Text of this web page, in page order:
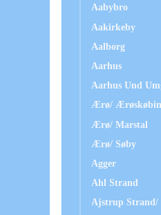
Aabybro
Aakirkeby
Aalborg
Aarhus
Aarhus Und
Ærø/
Ærø/ Marstal
Ærø/ Søby
Agger
Ahl Strand
Ajstrup Strand/